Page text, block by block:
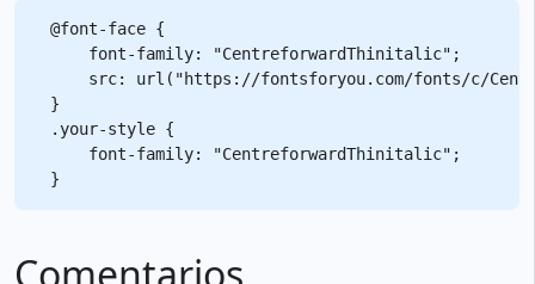
@font-face {
    font-family: "CentreforwardThinitalic";
src: url("https://fontsforyou.com/fonts/c/
}
.your-style {
    font-family: "CentreforwardThinitalic";
Comentarios